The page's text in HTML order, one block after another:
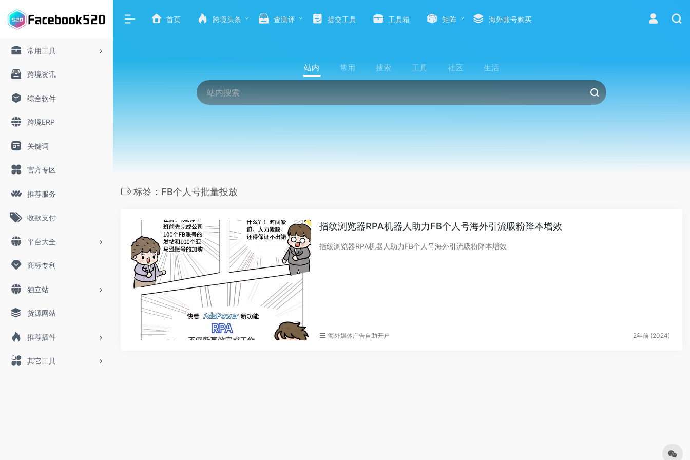
常用工具
跨境资讯
综合软件
跨境ERP
关键词
官方专区
推荐服务
收款支付
平台大全
商标专利
独立站
货源网站
推荐插件
其它工具
首页 跨境头条 查测评 提交工具 工具箱 矩阵 海外账号购买
站内 常用 搜索 工具 社区 生活
标签：FB个人号批量投放
指纹浏览器RPA机器人助力FB个人号海外引流吸粉降本增效
指纹浏览器RPA机器人助力FB个人号海外引流吸粉降本增效
海外媒体广告自助开户 2年前 (2024)